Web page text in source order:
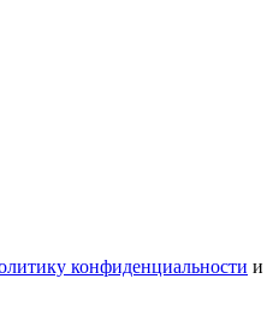
конфиденциальности и